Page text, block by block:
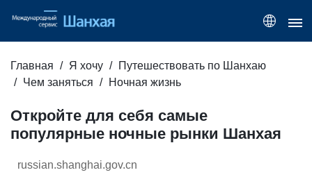
Главная Я хочу
Путешествовать по Шанхаю
Чем заняться
Ночная жизнь
Откройте для себя самые
популярные ночные рынки Шанхая
russian.shanghai.gov.cn